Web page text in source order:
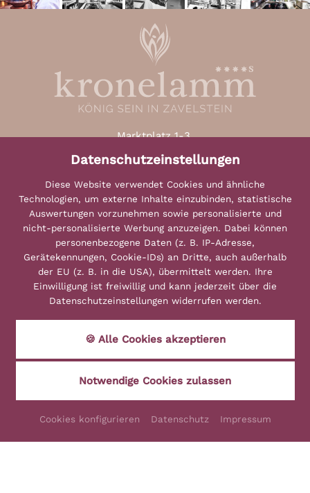
Datenschutzeinstellungen
Diese Website verwendet Cookies und ähnliche
Technologien, um externe Inhalte einzubinden, statistische
Auswertungen vorzunehmen sowie personalisierte und
nicht-personalisierte Werbung anzuzeigen. Dabei können
personenbezogene Daten (z. B. IP-Adresse,
Gerätekennungen, Cookie-IDs) an Dritte, auch außerhalb
der EU (z. B. in die USA), übermittelt werden. Ihre
Einwilligung ist freiwillig und kann jederzeit über die
Datenschutzeinstellungen widerrufen werden.
🍪 Alle Cookies akzeptieren
Notwendige Cookies zulassen
Cookies konfigurieren Datenschutz Impressum
Marktplatz 1-3,
D-75385 Bad Teinach-Zavelstein
(Schwarzwald)
Telefon: + 49 (0)7053 9294-0
karriere@kronelamm.de
made by
SITEMAP
KONTAKT